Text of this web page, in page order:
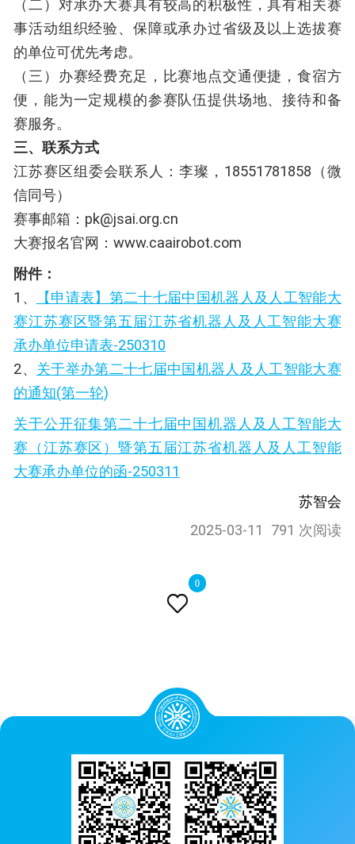

0
（二）对承办大赛具有较高的积极性，具有相关赛
事活动组织经验、保障或承办过省级及以上选拔赛
的单位可优先考虑。
（三）办赛经费充足，比赛地点交通便捷，食宿方
便，能为一定规模的参赛队伍提供场地、接待和备
赛服务。
三、联系方式
江苏赛区组委会联系人：李璨，18551781858（微
信同号）
赛事邮箱：pk@jsai.org.cn
大赛报名官网：www.caairobot.com
附件：
1、
【申请表】第二十七届中国机器人及人工智能大
赛江苏赛区暨第五届江苏省机器人及人工智能大赛
承办单位申请表-250310
2、 关于举办第二十七届中国机器人及人工智能大赛
的通知(第一轮)
关于公开征集第二十七届中国机器人及人工智能大
赛（江苏赛区）暨第五届江苏省机器人及人工智能
大赛承办单位的函-250311
苏智会
2025-03-11
791 次阅读